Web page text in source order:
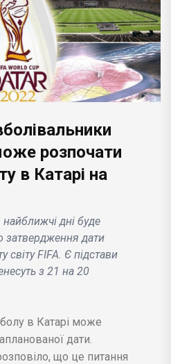
розпочати
в Катарі на
дні буде
затвердження дати
світу FIFA. Є підстави
з 21 на 20
в Катарі може
дати.
що це питання